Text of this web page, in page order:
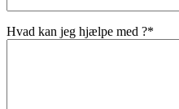
Hvad kan jeg hjælpe med ?*